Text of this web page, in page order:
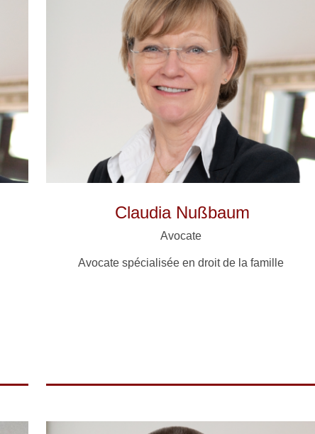
Claudia Nußbaum
Avocate
Avocate spécialisée en droit de la famille